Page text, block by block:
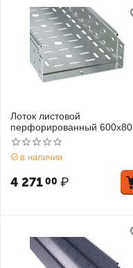
Лоток листовой
перфорированный 600х80
L3000 толщ 1.5мм DKC
3530815
в наличии
4 27100 ₽